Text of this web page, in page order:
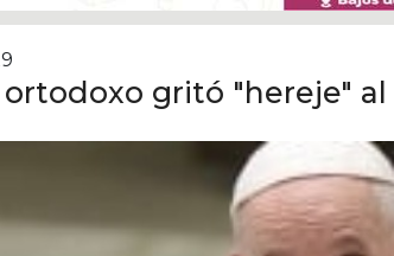
gritó "hereje" al